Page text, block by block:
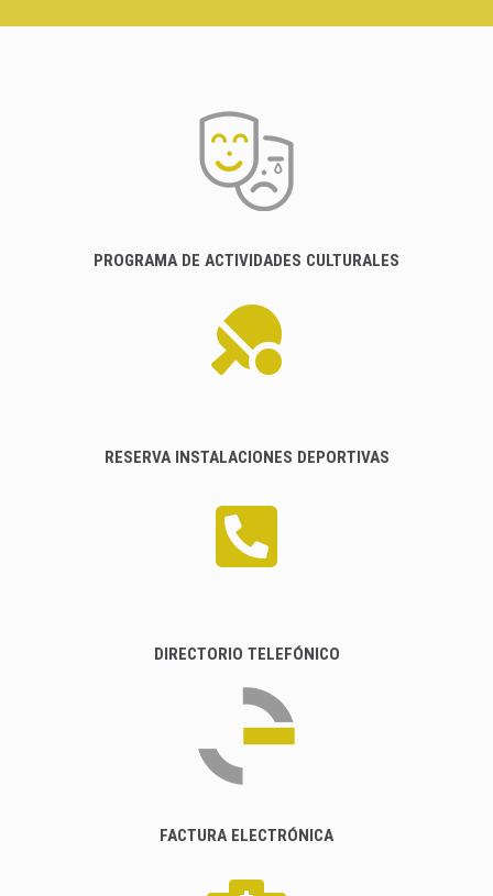
PROGRAMA DE ACTIVIDADES CULTURALES
RESERVA INSTALACIONES DEPORTIVAS
DIRECTORIO TELEFÓNICO
FACTURA ELECTRÓNICA